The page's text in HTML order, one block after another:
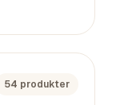
54 produkter